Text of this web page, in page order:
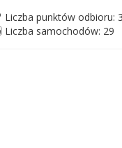
Liczba punktów odbioru: 3
Liczba samochodów: 29